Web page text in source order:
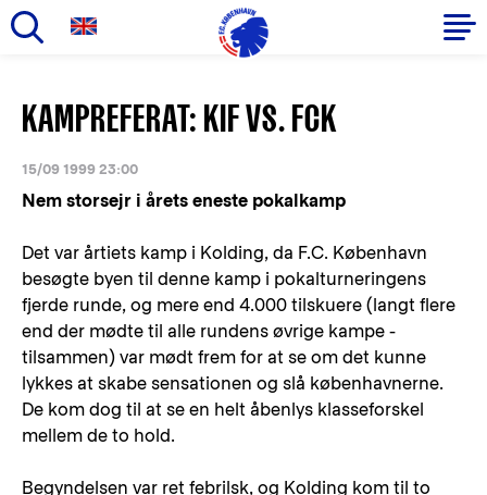
hovedindhold
Primær
navigation
KAMPREFERAT: KIF VS. FCK
15/09 1999 23:00
Nem storsejr i årets eneste pokalkamp
Det var årtiets kamp i Kolding, da F.C. København
besøgte byen til denne kamp i pokalturneringens
fjerde runde, og mere end 4.000 tilskuere (langt flere
end der mødte til alle rundens øvrige kampe -
tilsammen) var mødt frem for at se om det kunne
lykkes at skabe sensationen og slå københavnerne.
De kom dog til at se en helt åbenlys klasseforskel
mellem de to hold.
Begyndelsen var ret febrilsk, og Kolding kom til to